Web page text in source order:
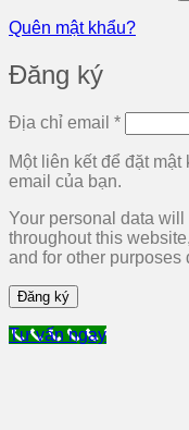
Quên mật khẩu?
Đăng ký
Địa chỉ email *Bắt
buộc
Một liên kết để đặt
email của bạn.
Your personal data
throughout this
and for other purposes
Đăng ký
Tư vấn ngay